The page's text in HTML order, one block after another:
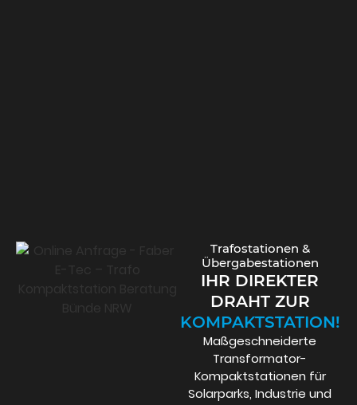
Trafostationen &
Übergabestation​en
IHR DIREKTER
DRAHT ZUR
KOMPAKT­STATION!
Maßgeschneiderte
Transformator-
Kompaktstationen für
Solarparks, Industrie und